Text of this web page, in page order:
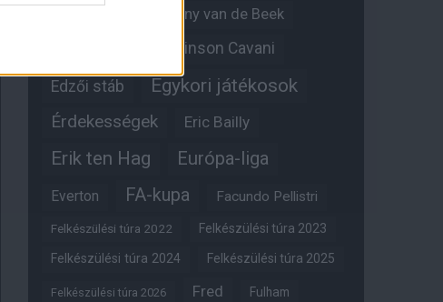
Donny van de Beek
Edinson Cavani
Edzői stáb Egykori játékosok
Érdekességek Eric Bailly
Erik ten Hag Európa-liga
Everton FA-kupa Facundo Pellistri
Felkészülési túra 2022 Felkészülési túra 2023
Felkészülési túra 2024 Felkészülési túra 2025
Felkészülési túra 2026 Fred Fulham